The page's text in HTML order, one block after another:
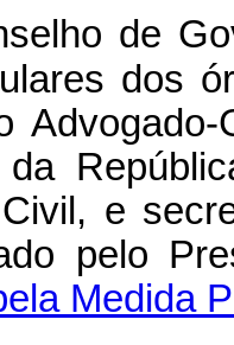
de
dos
da
e
Medida